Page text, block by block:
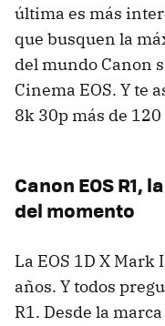
última es más
que busquen la
del mundo Canon
Cinema EOS. Y te
8k 30p más de
Canon EOS R1,
del momento
La EOS 1D X
años. Y todos
R1. Desde la